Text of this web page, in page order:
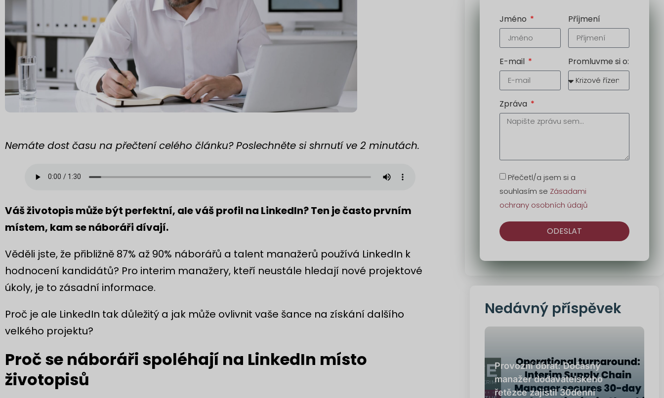
Nemáte dost času na přečtení celého článku? Poslechněte si shrnutí ve 2 minutách.
Váš životopis může být perfektní, ale váš profil na LinkedIn? Ten je často prvním
místem, kam se náboráři dívají.
Věděli jste, že přibližně 87% až 90% náborářů a talent manažerů používá LinkedIn k
hodnocení kandidátů? Pro interim manažery, kteří neustále hledají nové projektové
úkoly, je to zásadní informace.
Proč je ale LinkedIn tak důležitý a jak může ovlivnit vaše šance na získání dalšího
velkého projektu?
Proč se náboráři spoléhají na LinkedIn místo
životopisů
Jméno Příjmení
E-mail Promluvme si o:
Zpráva
Přečetl/a jsem si a
souhlasím se Zásadami
ochrany osobních údajů
ODESLAT
Nedávný příspěvek
Provozní obrat: Dočasný
manažer dodavatelského
řetězce zajistil 30denní